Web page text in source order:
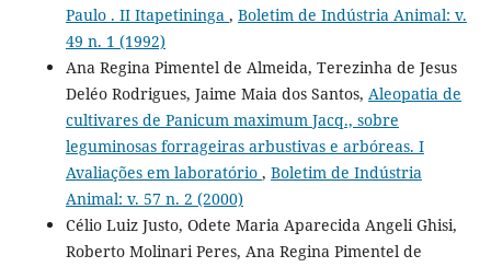
Paulo . II Itapetininga , Boletim de Indústria Animal: v.
49 n. 1 (1992)
Ana Regina Pimentel de Almeida, Terezinha de Jesus
Deléo Rodrigues, Jaime Maia dos Santos, Aleopatia de
cultivares de Panicum maximum Jacq., sobre
leguminosas forrageiras arbustivas e arbóreas. I
Avaliações em laboratório , Boletim de Indústria
Animal: v. 57 n. 2 (2000)
Célio Luiz Justo, Odete Maria Aparecida Angeli Ghisi,
Roberto Molinari Peres, Ana Regina Pimentel de